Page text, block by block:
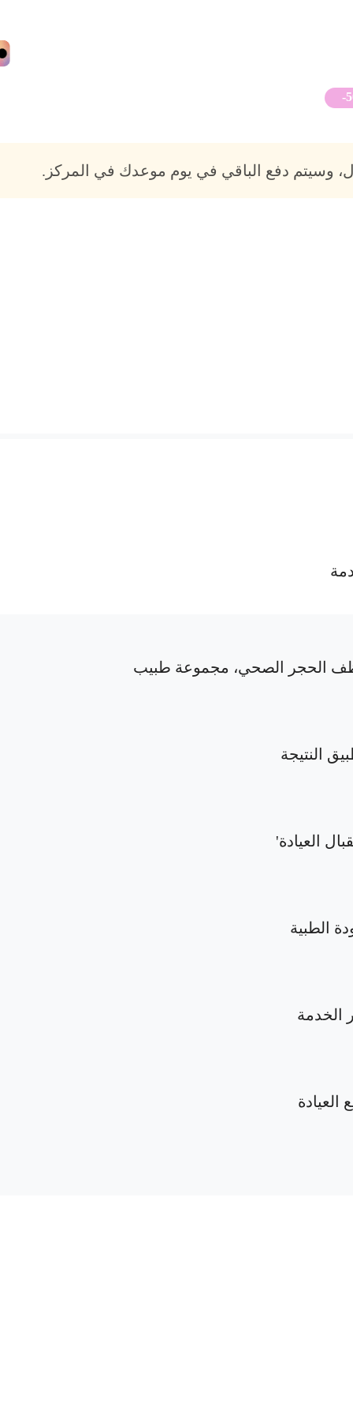
-
وسيتم دفع الباقي في يوم موعدك في المركز.
الحجر الصحي، مجموعة طبيب
النتيجة
العيادة'
الطبية
الخدمة
العيادة